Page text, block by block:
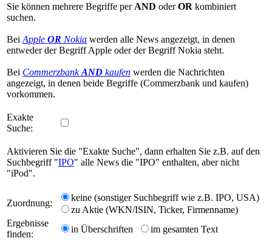
Sie können mehrere Begriffe per AND oderOR kombiniert
suchen.
Bei Apple OR Nokia werden alle News angezeigt, in denen
entweder der Begriff Apple oder der Begriff Nokia steht.
Bei CommerzbankAND kaufen werden die Nachrichten
angezeigt, in denen beide Begriffe (Commerzbank und kaufen)
vorkommen.
Exakte
Suche:
Aktivieren Sie die "Exakte Suche", dann erhalten Sie z.B. auf den
Suchbegriff "IPO" alle News die "IPO" enthalten, aber nicht
"iPod".
Zuordnung:
keine (sonstiger Suchbegriff wie z.B. IPO, USA)
zu Aktie (WKN/ISIN, Ticker, Firmenname)
Ergebnisse
finden:
in Überschriften
im gesamten Text